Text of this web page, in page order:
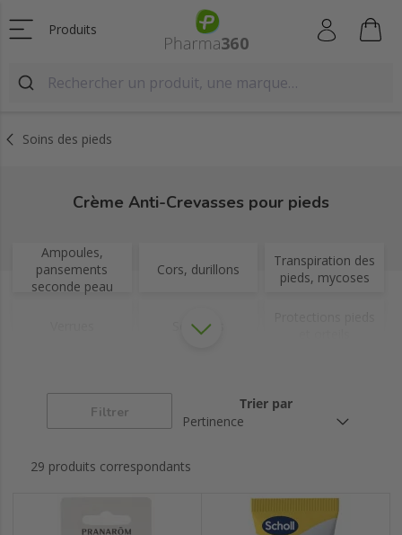
Produits
Soins des pieds
Crème Anti-Crevasses pour pieds
Ampoules,
pansements
seconde peau
Cors, durillons
Transpiration des
pieds, mycoses
Semelles
diabétique
pierre ponce
Filtrer
Trier par
29 produits correspondants